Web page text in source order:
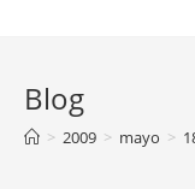
Blog
> 2009 > mayo >